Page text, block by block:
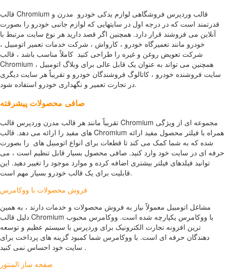
قالب Chromium قالب وردپرس فروشگاهی لوازم یدکی خودرو مدرن و
قدرتمند است که در درجه اول در سایتهایی که لوازم جانبی خودرو را بصورت
آنلاین می فروشند قرار دارد. همچنین اگر قصد دارید هر نوع سایت مرتبط با
خودرو مانند تعمیرگاه خودرو ، کارواش ، شرکت خدمات تعمیر اتومبیل ،
شرکت تعویض روغن و غیره را طراحی کنید کاملاً مناسب باشد ، قالب
Chromium همچنین می تواند به عنوان یک قابل عالی برای وبلاگ اتومبیل ،
سایت فروشنده خودرو ، کاتالوگ فروشندگان خودرو و تقریباً هر سایت دیگری
در تجارت تعمیر و نگهداری خودرو استفاده شود.
صافی محصولات پیشرفته
تقریباً مانند هر قالب مدرن وردپرس قالب Chromium مجموعه ای از ویژگی
های مفید را ارائه می دهد. قالب Chromium همراه با فیلتر محصول مفید ارائه
شده که به شما کمک می کند تا قطعات برای انواع اتومبیل های را بصورت
حرفه ای در سایت خود وارد کنید. صافی محصول بسیار قابل تنظیم است ، می
توانید فیلدهای فیلتر بیشتری اضافه کرده و موارد موجود را تغییر دهید. این
قابلیت برای یک قالب خودرو بسیار مهم است.
فروش محصولات با ووکامرس
مشاغل اتومبیل معمولاً نیاز به فروش محصولات و خدمات دارند ، به همین
دلیل قالب Chromium با ووکامرس یکپارچه شده است. ووکامرس محبوب
ترین افزونه تجارت الکترونیک برای وردپرس با سیستم عظیم و توسعه
دهندگان حرفه ای است. با ووکامرس شما کمبود گزینه های پرداخت برای
سایت خود احساس نمی کنید .
صفحه ساز المنتور